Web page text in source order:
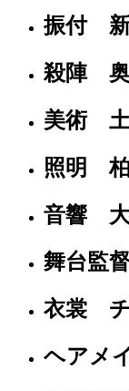
振付 新
殺陣 奥
美術
照明
音響 大
舞台監
衣裳 チ
ヘアメ